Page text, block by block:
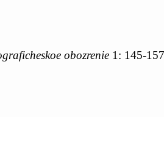
obozrenie 1: 145-157